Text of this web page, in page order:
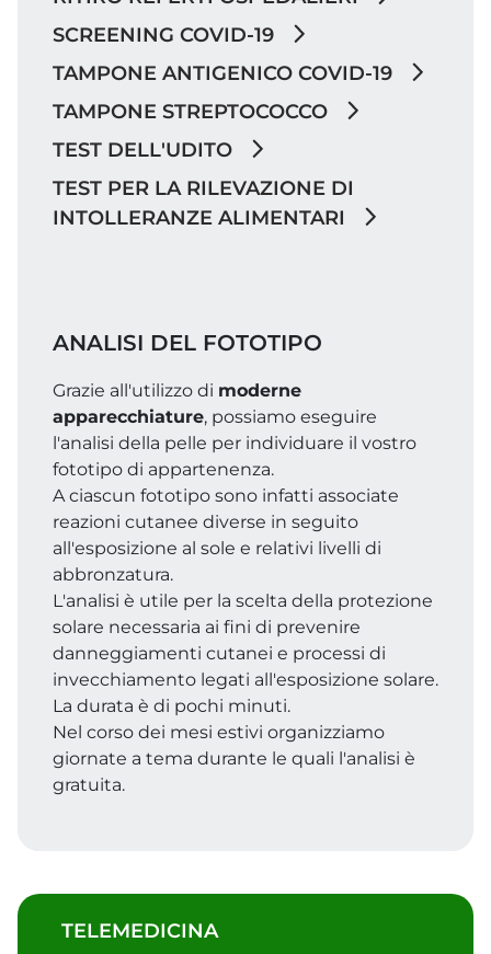
SCREENING COVID-19
TAMPONE ANTIGENICO COVID-19
TAMPONE STREPTOCOCCO
TEST DELL'UDITO
TEST PER LA RILEVAZIONE DI
INTOLLERANZE ALIMENTARI
ANALISI DEL FOTOTIPO
Grazie all'utilizzo di moderne
apparecchiature, possiamo eseguire
l'analisi della pelle per individuare il vostro
fototipo di appartenenza.
A ciascun fototipo sono infatti associate
reazioni cutanee diverse in seguito
all'esposizione al sole e relativi livelli di
abbronzatura.
L'analisi è utile per la scelta della protezione
solare necessaria ai fini di prevenire
danneggiamenti cutanei e processi di
invecchiamento legati all'esposizione solare.
La durata è di pochi minuti.
Nel corso dei mesi estivi organizziamo
giornate a tema durante le quali l'analisi è
gratuita.
TELEMEDICINA